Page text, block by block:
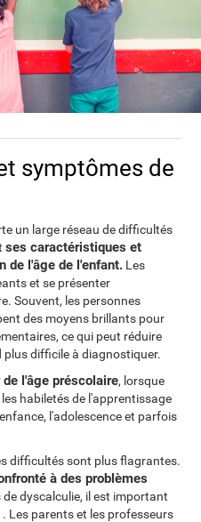
symptômes de
un large réseau de difficultés
ses caractéristiques et
de l'âge de l'enfant. Les
et se présenter
Souvent, les personnes
des moyens brillants pour
ce qui peut réduire
plus difficile à diagnostiquer.
l'âge préscolaire, lorsque
habiletés de l'apprentissage
l'adolescence et parfois
difficultés sont plus flagrantes.
à des problèmes
de dyscalculie, il est important
Les parents et les professeurs